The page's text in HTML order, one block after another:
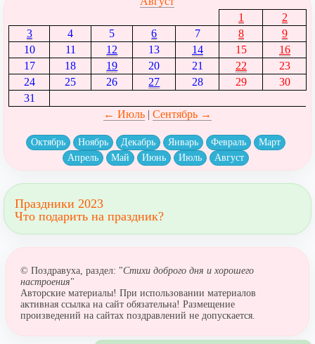
1
2
3
4 5 6 7 8
9
10
11 12 13 14 15
16
17
18 19 20 21 22
23
24
25 26 27 28 29
30
31
← Июль| Сентябрь →
Октябрь Ноябрь Декабрь Январь Февраль
Март
Апрель
Май Июнь Июль Август
Праздники 2023
Что подарить на праздник?
© Поздравуха, раздел: "Стихи доброго дня и хорошего
настроения"
Авторские материалы! При использовании материалов
активная ссылка на сайт обязательна! Размещение
произведений на сайтах поздравлений не допускается.